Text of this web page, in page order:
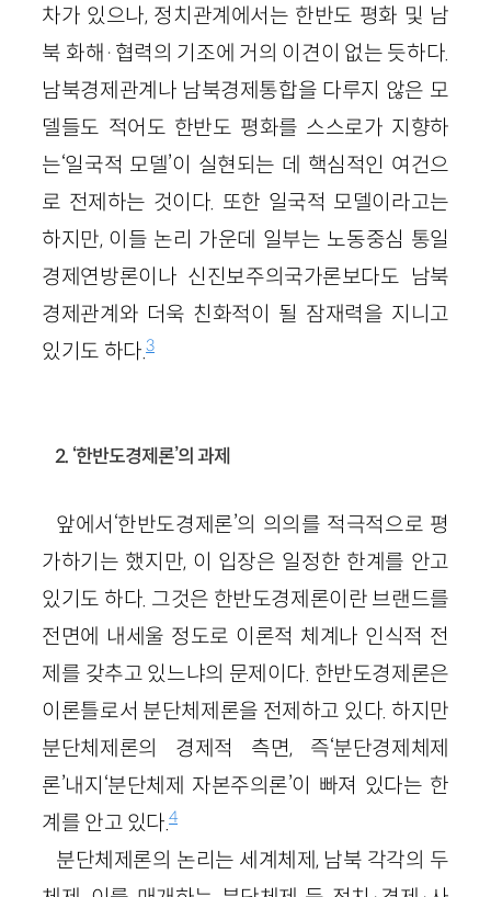
차가 있으나, 정치관계에서는 한반도 평화 및 남
북 화해·협력의 기조에 거의 이견이 없는 듯하다.
남북경제관계나 남북경제통합을 다루지 않은 모
델들도 적어도 한반도 평화를 스스로가 지향하
는‘일국적 모델’이 실현되는 데 핵심적인 여건으
로 전제하는 것이다. 또한 일국적 모델이라고는
하지만, 이들 논리 가운데 일부는 노동중심 통일
경제연방론이나 신진보주의국가론보다도 남북
경제관계와 더욱 친화적이 될 잠재력을 지니고
있기도 하다.3
2. ‘한반도경제론’의 과제
앞에서‘한반도경제론’의 의의를 적극적으로 평
가하기는 했지만, 이 입장은 일정한 한계를 안고
있기도 하다. 그것은 한반도경제론이란 브랜드를
전면에 내세울 정도로 이론적 체계나 인식적 전
제를 갖추고 있느냐의 문제이다. 한반도경제론은
이론틀로서 분단체제론을 전제하고 있다. 하지만
분단체제론의 경제적 측면, 즉‘분단경제체제
론’내지‘분단체제 자본주의론’이 빠져 있다는 한
계를 안고 있다.4
분단체제론의 논리는 세계체제, 남북 각각의 두